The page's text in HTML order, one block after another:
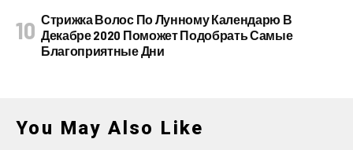
Стрижка Волос По Лунному Календарю В
Декабре 2020 Поможет Подобрать Самые
Благоприятные Дни
You May Also Like